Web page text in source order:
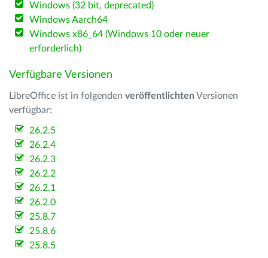
Windows (32 bit, deprecated)
Windows Aarch64
Windows x86_64 (Windows 10 oder neuer
erforderlich)
Verfügbare Versionen
LibreOffice ist in folgenden veröffentlichten Versionen
verfügbar:
26.2.5
26.2.4
26.2.3
26.2.2
26.2.1
26.2.0
25.8.7
25.8.6
25.8.5